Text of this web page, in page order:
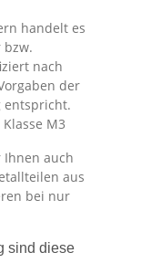
handelt es
bzw.
nach
der
entspricht.
M3
auch
aus
bei nur
sind diese